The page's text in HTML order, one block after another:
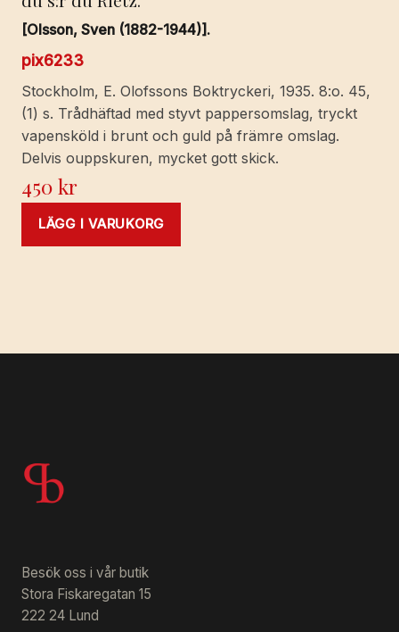
[Olsson, Sven (1882-1944)].
pix6233
Stockholm, E. Olofssons Boktryckeri, 1935. 8:o. 45,
(1) s. Trådhäftad med styvt pappersomslag, tryckt
vapensköld i brunt och guld på främre omslag.
Delvis ouppskuren, mycket gott skick.
450kr
LÄGG I VARUKORG
Besök oss i vår butik
Stora Fiskaregatan 15
222 24 Lund